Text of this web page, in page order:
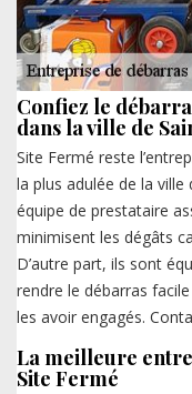
Confiez le
dans la ville de
Site Fermé reste
la plus adulée de la
équipe de prestataire
minimisent les dégâts
D’autre part, ils sont
rendre le débarras
les avoir engagés.
La meilleure
Site Fermé